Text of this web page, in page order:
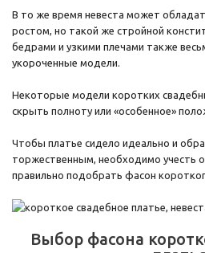
В то же время невеста может
ростом, но такой же стройной
бедрами и узкими плечами также
укороченные модели.
Некоторые модели коротких
скрыть полноту или «особенное»
Чтобы платье сидело идеально и
торжественным, необходимо учесть
правильно подобрать фасон
Выбор фасона